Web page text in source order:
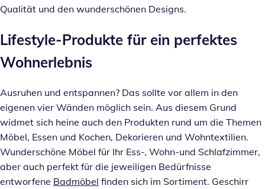
Qualität und den wunderschönen Designs.
Lifestyle-Produkte für ein perfektes
Wohnerlebnis
Ausruhen und entspannen? Das sollte vor allem in den
eigenen vier Wänden möglich sein. Aus diesem Grund
widmet sich heine auch den Produkten rund um die Themen
Möbel, Essen und Kochen, Dekorieren und Wohntextilien.
Wunderschöne Möbel für Ihr Ess-, Wohn-und Schlafzimmer,
aber auch perfekt für die jeweiligen Bedürfnisse
entworfene Badmöbel finden sich im Sortiment. Geschirr